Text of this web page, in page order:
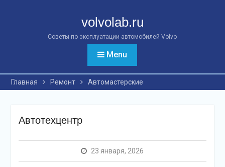
volvolab.ru
Советы по эксплуатации автомобилей Volvo
Menu
Главная Ремонт Автомастерские
Автотехцентр
23 января, 2026